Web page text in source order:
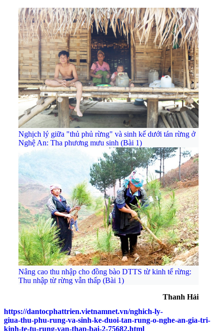
Nghịch lý giữa "thủ phủ rừng" và sinh kế dưới tán rừng ở
Nghệ An: Tha phương mưu sinh (Bài 1)
Nâng cao thu nhập cho đồng bào DTTS từ kinh tế rừng:
Thu nhập từ rừng vẫn thấp (Bài 1)
Thanh Hải
https://dantocphattrien.vietnamnet.vn/nghich-ly-
giua-thu-phu-rung-va-sinh-ke-duoi-tan-rung-o-nghe-an-gia-tri-
kinh-te-tu-rung-van-thap-bai-2-75682.html